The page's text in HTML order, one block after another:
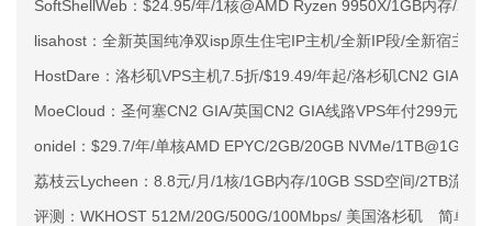
SoftShellWeb：$24.95/年/1核@AMD Ryzen 9950X/1GB内存/
lisahost：全新英国纯净双isp原生住宅IP主机/全新IP段/全新宿主机
HostDare：洛杉矶VPS主机7.5折/$19.49/年起/洛杉矶CN2 GIA/日
MoeCloud：圣何塞CN2 GIA/英国CN2 GIA线路VPS年付299元起
onidel：$29.7/年/单核AMD EPYC/2GB/20GB NVMe/
荔枝云Lycheen：8.8元/月/1核/1GB内存/10GB SSD空间/2TB流量
评测：WKHOST 512M/20G/500G/100Mbps/ 美国洛杉矶 简单测